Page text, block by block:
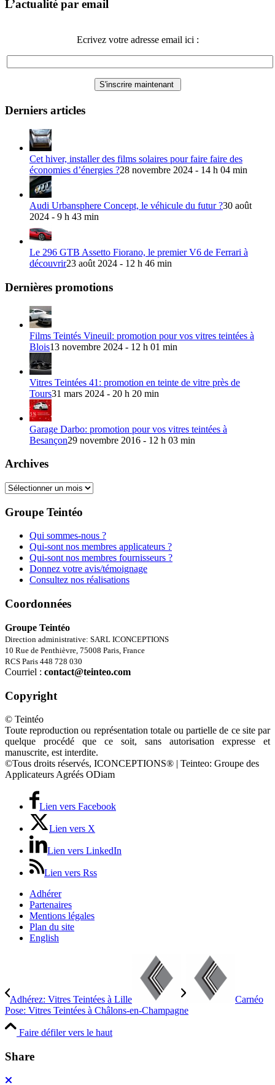
L’actualité par email
Ecrivez votre adresse email ici :
Derniers articles
Cet hiver, installer des films solaires pour faire faire des
économies d’énergies ?28 novembre 2024 - 14 h 04 min
Audi Urbansphere Concept, le véhicule du futur ?30 août
2024 - 9 h 43 min
Le 296 GTB Assetto Fiorano, le premier V6 de Ferrari à
découvrir23 août 2024 - 12 h 46 min
Dernières promotions
Films Teintés Vineuil: promotion pour vos vitres teintées à
Blois13 novembre 2024 - 12 h 01 min
Vitres Teintées 41: promotion en teinte de vitre près de
Tours31 mars 2024 - 20 h 20 min
Garage Darbo: promotion pour vos vitres teintées à
Besançon29 novembre 2016 - 12 h 03 min
Archives
Archives
Groupe Teintéo
Qui sommes-nous ?
Qui-sont nos membres applicateurs ?
Qui-sont nos membres fournisseurs ?
Donnez votre avis/témoignage
Consultez nos réalisations
Coordonnées
Groupe Teintéo
Direction administrative: SARL ICONCEPTIONS
10 Rue de Penthièvre, 75008 Paris, France
RCS Paris 448 728 030
Courriel : contact@teinteo.com
Copyright
© Teintéo
Toute reproduction ou représentation totale ou partielle de ce site par
quelque procédé que ce soit, sans autorisation expresse et
manuscrite, est interdite.
©Tous droits réservés, ICONCEPTIONS® | Teinteo: Groupe des
Applicateurs Agréés ODiam
Lien vers Facebook
Lien vers X
Lien vers LinkedIn
Lien vers Rss
Adhérer
Partenaires
Mentions légales
Plan du site
English
Adhérez: Vitres Teintées à Lille
Carnéo
Pose: Vitres Teintées à Châlons-en-Champagne
Faire défiler vers le haut
Share